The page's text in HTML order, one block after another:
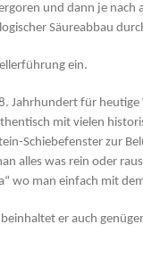
und dann je nach
Säureabbau
ein.
Jahrhundert für
mit vielen
Schiebefenster zur
alles was rein oder
wo man einfach mit
er auch